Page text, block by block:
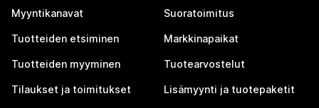
Myyntikanavat
Tuotteiden etsiminen
Tuotteiden myyminen
Tilaukset ja toimitukset
Suoratoimitus
Markkinapaikat
Tuotearvostelut
Lisämyynti ja tuotepaketit